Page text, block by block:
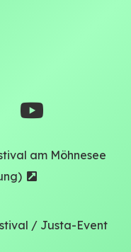
am Möhnesee
/ Justa-Event